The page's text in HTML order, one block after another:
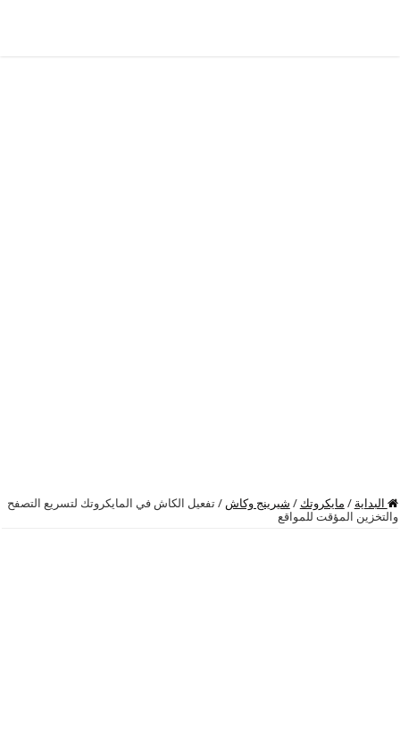
البداية / مايكروتك / شيرينج وكاش / تفعيل الكاش في المايكروتك لتسريع التصفح
والتخزين المؤقت للمواقع